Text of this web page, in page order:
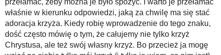
właśnie w kierunku odpowiedzi, jaką za chwilę ma się stać
adoracja krzyża. Kiedy robię wprowadzenie do tego znaku,
dość często mówię o tym, że całujemy nie tylko krzyż
Chrystusa, ale też swój własny krzyż. Bo przecież ja mogę